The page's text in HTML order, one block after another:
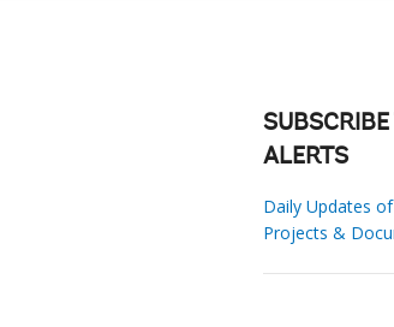
ALERTS
Daily Updates
Projects &